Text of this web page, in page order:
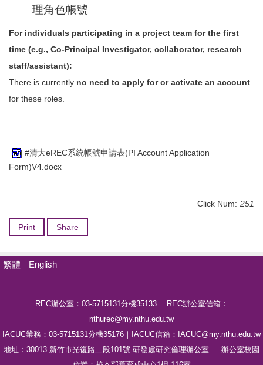
理角色帳號
For individuals participating in a project team for the first
time (e.g., Co-Principal Investigator, collaborator, research
staff/assistant):
There is currently no need to apply for or activate an account
for these roles.
#清大eREC系統帳號申請表(PI Account Application
Form)V4.docx
Click Num: 251
Print Share
繁體 English
REC辦公室：03-5715131分機35133 ｜REC辦公室信箱：
nthurec@my.nthu.edu.tw
IACUC業務：03-5715131分機35176｜IACUC信箱：IACUC@my.nthu.edu.tw
地址：30013 新竹市光復路二段101號 研發處研究倫理辦公室 ｜ 辦公室校園